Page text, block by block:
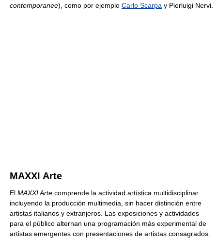
contemporanee), como por ejemplo Carlo Scarpa y Pierluigi Nervi.
MAXXI Arte
El MAXXI Arte comprende la actividad artística multidisciplinar
incluyendo la producción multimedia, sin hacer distinción entre
artistas italianos y extranjeros. Las exposiciones y actividades
para el público alternan una programación más experimental de
artistas emergentes con presentaciones de artistas consagrados.